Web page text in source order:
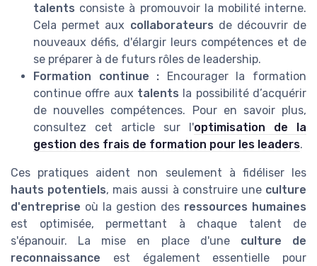
talents consiste à promouvoir la mobilité interne.
Cela permet aux collaborateurs de découvrir de
nouveaux défis, d'élargir leurs compétences et de
se préparer à de futurs rôles de leadership.
Formation continue : Encourager la formation
continue offre aux talents la possibilité d’acquérir
de nouvelles compétences. Pour en savoir plus,
consultez cet article sur l'optimisation de la
gestion des frais de formation pour les leaders.
Ces pratiques aident non seulement à fidéliser les
hauts potentiels, mais aussi à construire une culture
d'entreprise où la gestion des ressources humaines
est optimisée, permettant à chaque talent de
s'épanouir. La mise en place d'une culture de
reconnaissance est également essentielle pour